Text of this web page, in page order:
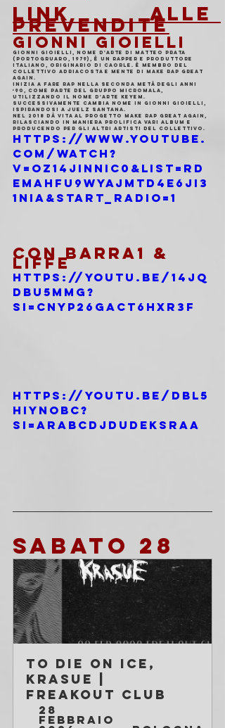
LINK ALLE
PREVENDITE
GIONNI GIOIELLI
Gionni Gioielli, nome d'arte di Matteo Prata
(Portogruaro, 1979), è un rapper e produttore
italiano, originario di Caorle. È membro del
collettivo Adriacosta e mente di Make Rap Great
Again.
Inizia a fare rap nella seconda metà degli anni
‘90, come parte del gruppo Micromala,
utilizzando il nome d'arte Keyem.
Successivamente cambia nome in Gionni Gioielli,
ispirandosi a Juelz Santana.
Nel 2018 dà vita al progetto Make Rap Great Again,
rilasciando in maniera prolifica vari album e
producendo per gli altri artisti del collettivo.
https://www.youtube.
com/watch?
v=OZ14jiNnIC0&list=RD
EMAhfu9wYaJMtD4E6JI3
1NIA&start_radio=1
CON BARRA1 &
LIFFE
https://youtu.be/14jQ
DbU5Mmg?
si=CNyp26GACT6hxr3F
https://youtu.be/dbl5
HIynobc?
si=ARaBCDJDudekSrAA
SABATO 28
To Die On Ice,
Krasue |
Freakout Club
28
febbraio